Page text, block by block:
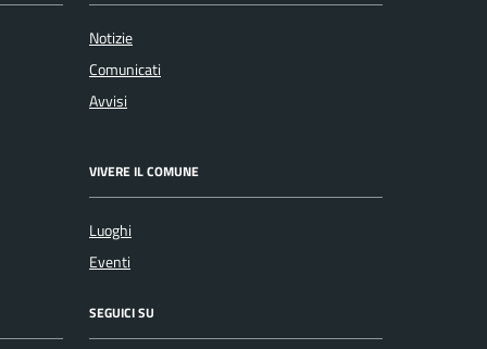
Notizie
Comunicati
Avvisi
VIVERE IL COMUNE
Luoghi
Eventi
SEGUICI SU